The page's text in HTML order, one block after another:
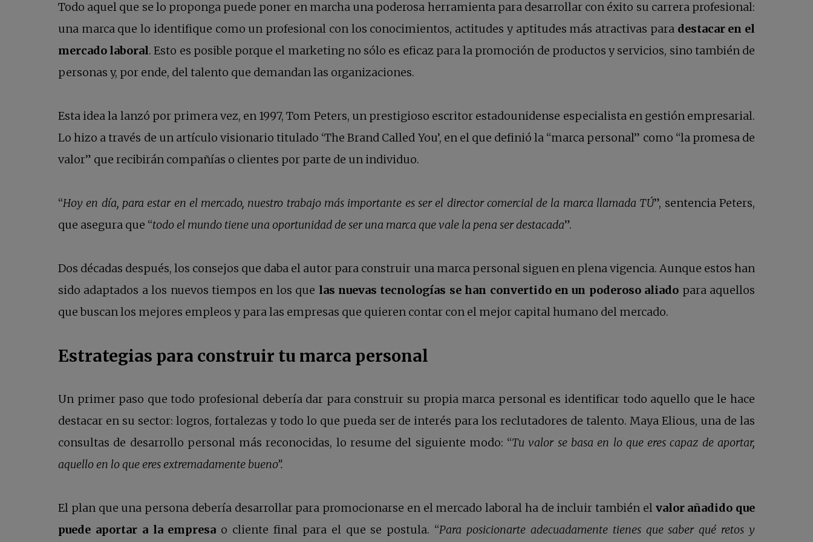
Todo aquel que se lo proponga puede poner en marcha una poderosa herramienta para desarrollar con éxito su carrera profesional:
una marca que lo identifique como un profesional con los conocimientos, actitudes y aptitudes más atractivas para destacar en el
mercado laboral. Esto es posible porque el marketing no sólo es eficaz para la promoción de productos y servicios, sino también de
personas y, por ende, del talento que demandan las organizaciones.
Esta idea la lanzó por primera vez, en 1997, Tom Peters, un prestigioso escritor estadounidense especialista en gestión empresarial.
Lo hizo a través de un artículo visionario titulado ‘The Brand Called You’, en el que definió la “marca personal” como “la promesa de
valor” que recibirán compañías o clientes por parte de un individuo.
“Hoy en día, para estar en el mercado, nuestro trabajo más importante es ser el director comercial de la marca llamada TÚ”, sentencia Peters,
que asegura que “todo el mundo tiene una oportunidad de ser una marca que vale la pena ser destacada”.
Dos décadas después, los consejos que daba el autor para construir una marca personal siguen en plena vigencia. Aunque estos han
sido adaptados a los nuevos tiempos en los que las nuevas tecnologías se han convertido en un poderoso aliado para aquellos
que buscan los mejores empleos y para las empresas que quieren contar con el mejor capital humano del mercado.
Estrategias para construir tu marca personal
Un primer paso que todo profesional debería dar para construir su propia marca personal es identificar todo aquello que le hace
destacar en su sector: logros, fortalezas y todo lo que pueda ser de interés para los reclutadores de talento. Maya Elious, una de las
consultas de desarrollo personal más reconocidas, lo resume del siguiente modo: “Tu valor se basa en lo que eres capaz de aportar,
aquello en lo que eres extremadamente bueno”.
El plan que una persona debería desarrollar para promocionarse en el mercado laboral ha de incluir también el valor añadido que
puede aportar a la empresa o cliente final para el que se postula. “Para posicionarte adecuadamente tienes que saber qué retos y